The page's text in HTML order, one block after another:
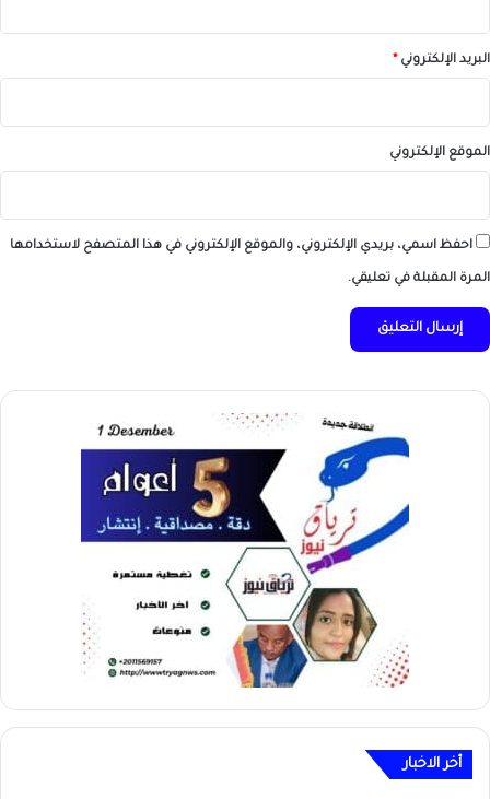
البريد الإلكتروني *
الموقع الإلكتروني
احفظ اسمي، بريدي الإلكتروني، والموقع الإلكتروني في هذا المتصفح لاستخدامها
المرة المقبلة في تعليقي.
أخر الاخبار